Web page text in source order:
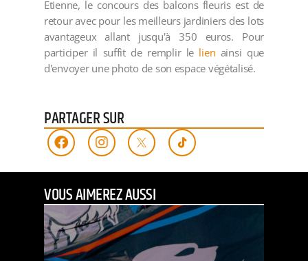
Etienne, le concours des balcons fleuris est de
retour avec pour les meilleurs jardiniers des lots
avantageux allant jusqu'à 350 euros. Pour
participer il suffit de remplir le lien ainsi que
d'envoyer une photo de son espace végétalisé.
PARTAGER SUR
VOUS AIMEREZ AUSSI